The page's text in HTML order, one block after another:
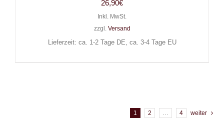
26,90€
Inkl. MwSt.
zzgl. Versand
Lieferzeit: ca. 1-2 Tage DE, ca. 3-4 Tage EU
1 2 … 4 weiter